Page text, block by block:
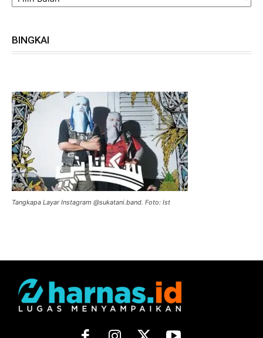
BINGKAI
Tangkapa Layar Instagram @sukatani.band. Foto: Ist